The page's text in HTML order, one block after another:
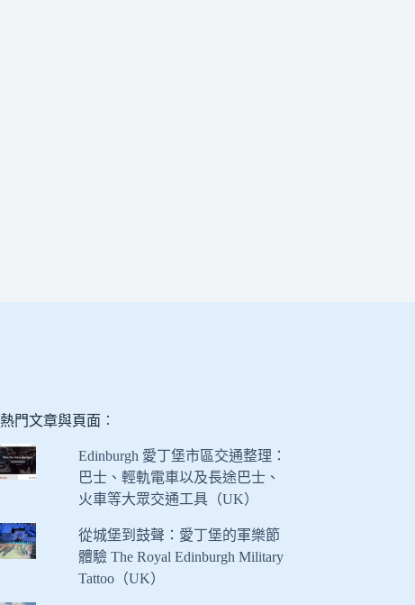
熱門文章與頁面︰
Edinburgh 愛丁堡市區交通整理：
巴士、輕軌電車以及長途巴士、
火車等大眾交通工具（UK）
從城堡到鼓聲：愛丁堡的軍樂節
體驗 The Royal Edinburgh Military
Tattoo（UK）